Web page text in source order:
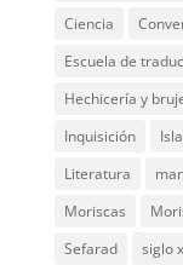
Ciencia
Escuela de
Hechicería y
Inquisición
Literatura
Moriscas
Sefarad
siglo